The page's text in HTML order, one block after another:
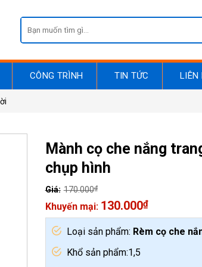
for:
CÔNG TRÌNH TIN TỨC LIÊN
Mành cọ che nắng
chụp hình
170.000₫
Original
price
was:
170.000₫.
130.000₫
Current
price
130.000₫.
Loại sản phẩm: Rèm cọ che
Khổ sản phẩm:1,5